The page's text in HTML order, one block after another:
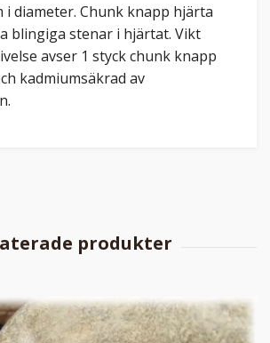
i diameter. Chunk knapp hjärta
blingiga stenar i hjärtat. Vikt
avser 1 styck chunk knapp
kadmiumsäkrad av